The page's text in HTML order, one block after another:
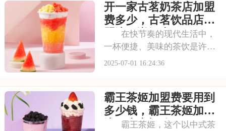
的热门加盟项目。塔斯汀的汉
堡系列丰富多样，既有经典的
牛肉汉堡，又有创新
开一家古茗奶茶店加盟
费多少，古茗饮品店加
盟流程详细表
在快节奏的现代生活中，
一杯便捷、美味的茶饮是许多
人日常的必需品。古茗以其独
择。走进古茗的店铺，那浓郁
的茶香与清新的果香交织，让
人瞬间放松身心。那么
2025-07-01 16:24:36
霸王茶姬加盟费要用到
多少钱，霸王茶姬加盟
流程内容概览
霸王茶姬，这个以中式茶